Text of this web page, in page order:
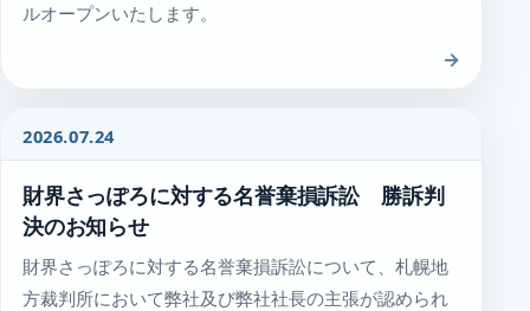
ルオープンいたします。
→
2026.07.24
財界さっぽろに対する名誉棄損訴訟 勝訴判
決のお知らせ
財界さっぽろに対する名誉棄損訴訟について、札幌地
方裁判所において弊社及び弊社社長の主張が認められ